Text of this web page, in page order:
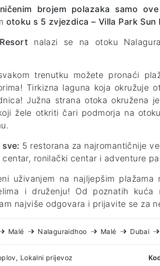
brojem polazaka samo
otoku s 5 zvjezdica – Villa Park Sun
nalazi se na otoku
trenutku možete pronaći
Tirkizna laguna koja okružuje
Južna strana otoka okružena
žele otkriti čari podmorja na
5 restorana za najromantičnije
ronilački centar i adventure
uživanjem na najljepšim
i druženju! Od poznatih
najviše odgovara i prijavite se za
Malé Nalaguraidhoo Malé Dubai
Lokalni prijevoz